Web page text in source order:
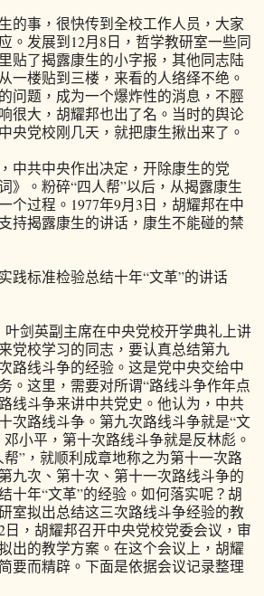
事，很快传到全校工作人员，大家
。发展到12月8日，哲学教研室一些同
贴了揭露康生的小字报，其他同志陆
一楼贴到三楼，来看的人络绎不绝。
问题，成为一个爆炸性的消息，不脛
很大，胡耀邦也出了名。当时的舆论
央党校刚几天，就把康生揪出来了。
共中央作出决定，开除康生的党
》。粉碎“四人帮”以后，从揭露康生
个过程。1977年9月3日，胡耀邦在中
持揭露康生的讲话，康生不能碰的禁
践标准检验总结十年“文革”的讲话
剑英副主席在中央党校开学典礼上讲
党校学习的同志，要认真总结第九
路线斗争的经验。这是党中央交给中
。这里，需要对所谓“路线斗争作年点
线斗争来讲中共党史。他认为，中共
次路线斗争。第九次路线斗争就是“文
小平，第十次路线斗争就是反林彪。
帮”，就顺利成章地称之为第十一次路
九次、第十次、第十一次路线斗争的
十年“文革”的经验。如何落实呢？胡
室拟出总结这三次路线斗争经验的教
日，胡耀邦召开中央党校党委会议，审
出的教学方案。在这个会议上，胡耀
要而精辟。下面是依据会议记录整理